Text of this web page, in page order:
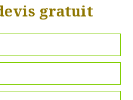
gratuit